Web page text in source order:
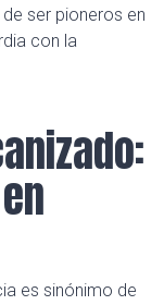
ser pioneros en
con la
es sinónimo de